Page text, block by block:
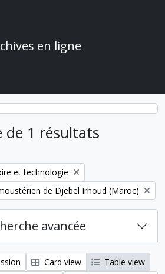
en ligne
de 1 résultats
et technologie
de Djebel Irhoud (Maroc)
avancée
Card view
Table view